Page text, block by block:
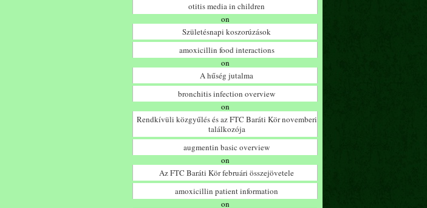
otitis media in children
on
Születésnapi koszorúzások
amoxicillin food interactions
on
A hűség jutalma
bronchitis infection overview
on
Rendkívüli közgyűlés és az FTC Baráti Kör novemberi
találkozója
augmentin basic overview
on
Az FTC Baráti Kör februári összejövetele
amoxicillin patient information
on